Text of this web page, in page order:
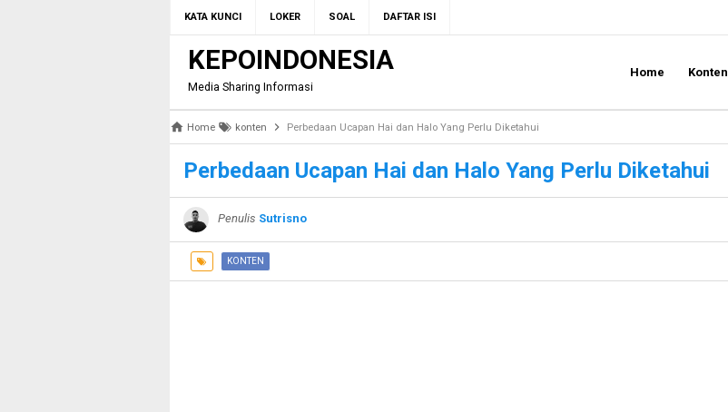
KATA KUNCI LOKER SOAL DAFTAR ISI
KEPOINDONESIA
Media Sharing Informasi
Home Konten
Home konten Perbedaan Ucapan Hai dan Halo Yang Perlu Diketahui
Perbedaan Ucapan Hai dan Halo Yang Perlu Diketahui
Penulis Sutrisno
KONTEN